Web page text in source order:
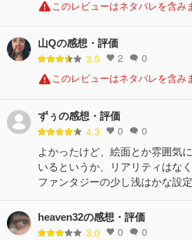
このレビューはネタバレを含み
山Qの感想・評価
3.5 2 0
このレビューはネタバレを含み
ずぅの感想・評価
4.3 0 0
よかったけど、絵面とか雰囲気
いるというか、リアリティはな
ファンタジーの少し浅はかな設
heaven32の感想・評価
3.0 0 0